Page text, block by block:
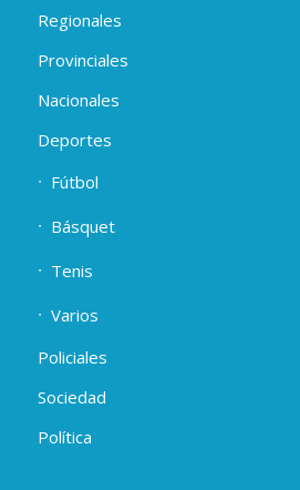
Regionales
Provinciales
Nacionales
Deportes
Fútbol
Básquet
Tenis
Varios
Policiales
Sociedad
Política